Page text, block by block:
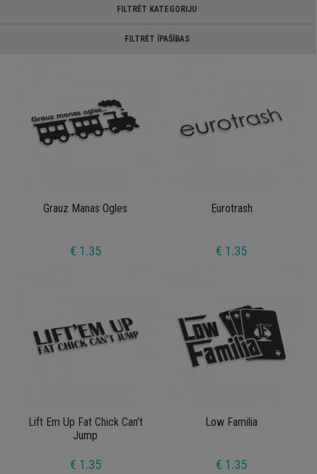
FILTRĒT KATEGORIJU
FILTRĒT ĪPAŠĪBAS
Grauz Manas Ogles
€ 1.35
Eurotrash
€ 1.35
Lift Em Up Fat Chick Can't
Jump
€ 1.35
Low Familia
€ 1.35